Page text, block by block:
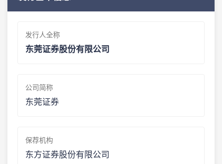
发行人全称
东莞证券股份有限公司
公司简称
东莞证券
保荐机构
东方证券股份有限公司